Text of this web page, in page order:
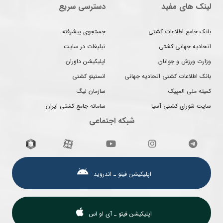
لینک های مفید
بانک جامع اطلاعات کشتی
اتحادیه جهانی کشتی
وزارت ورزش و جوانان
بانک اطلاعات کشتی اتحادیه جهانی
کمیته ملی المپیک
سایت شورای کشتی آسیا
دسترسی سریع
جستجوی پیشرفته
تبلیغات در سایت
اپلیکیشن داوران
انستیتو کشتی
سازمان لیگ
سامانه جامع کشتی ایران
شبکه اجتماعی
اپلیکیشن فیتو ـ اندروید
اپلیکیشن فیتو ـ آی او اس